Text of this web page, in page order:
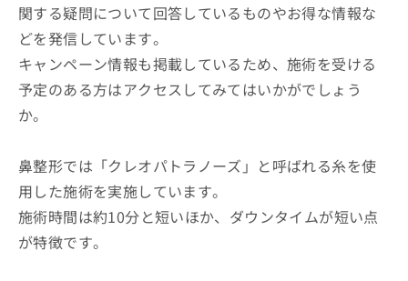
関する疑問について回答しているものやお得な情報な
どを発信しています。
キャンペーン情報も掲載しているため、施術を受ける
予定のある方はアクセスしてみてはいかがでしょう
か。
鼻整形では「クレオパトラノーズ」と呼ばれる糸を使
用した施術を実施しています。
施術時間は約10分と短いほか、ダウンタイムが短い点
が特徴です。